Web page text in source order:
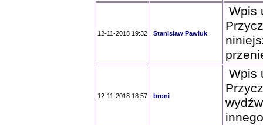
12-11-2018 19:32 Stanisław Pawluk
Wpis
12-11-2018 18:57 broni
Wpis